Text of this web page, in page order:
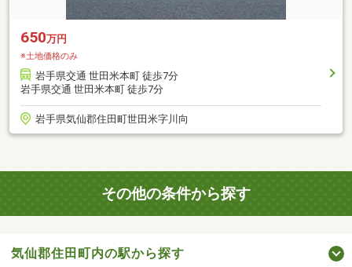
650万円
※土地価格のみ
岩手県交通 世田米本町 徒歩7分
岩手県交通 世田米本町 徒歩7分
岩手県気仙郡住田町世田米字川向
その他の条件から探す
気仙郡住田町内の駅から探す